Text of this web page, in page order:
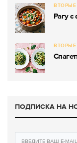
Рагу
ПОДПИСКА НА